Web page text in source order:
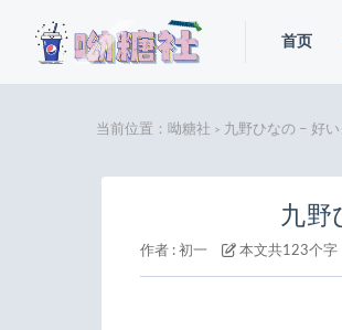
首页
当前位置： 呦糖社 > 九野ひなの – 好
九野
作者 : 初一 本文共123个字